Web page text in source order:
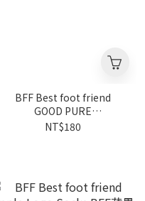
BFF Best foot friend
GOOD PURE
NATURAL【BF23099】
NT$180